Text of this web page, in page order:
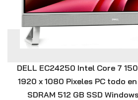
DELL EC24250 Intel Core 7
1920 x 1080 Pixeles PC todo
SDRAM 512 GB SSD